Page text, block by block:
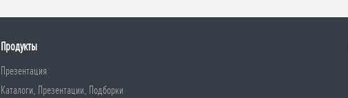
Продукты
Презентация
Каталоги, Презентации, Подборки